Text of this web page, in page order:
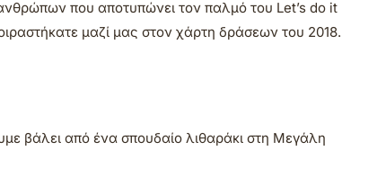
που αποτυπώνει τον παλμό του Let’s do it
μαζί μας στον χάρτη δράσεων του 2018.
βάλει από ένα σπουδαίο λιθαράκι στη Μεγάλη